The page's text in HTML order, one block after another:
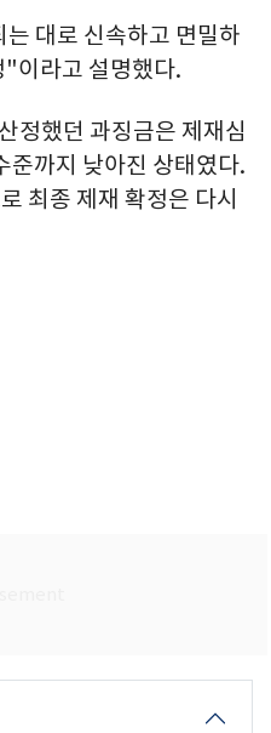
대로 신속하고 면밀하
"이라고 설명했다.
정했던 과징금은 제재심
준까지 낮아진 상태였다.
최종 제재 확정은 다시